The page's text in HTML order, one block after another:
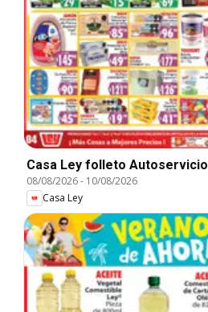
Casa Ley folleto Autoservicio
08/08/2026- 10/08/2026
Casa Ley